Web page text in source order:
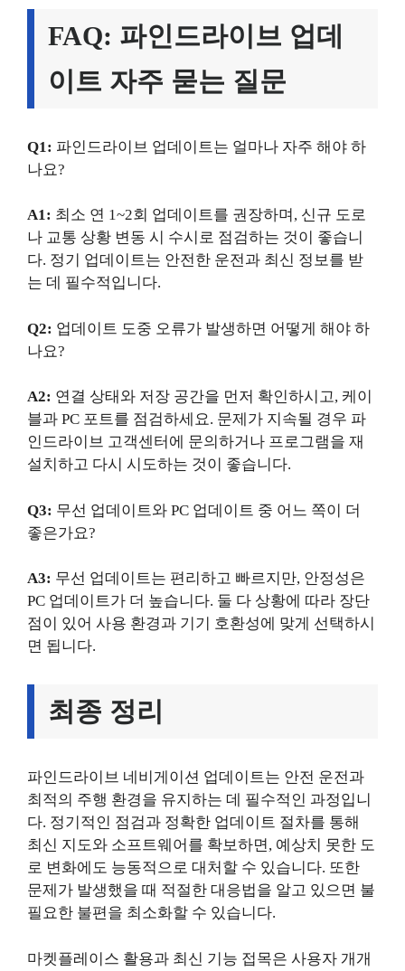
FAQ: 파인드라이브 업데
이트 자주 묻는 질문
Q1: 파인드라이브 업데이트는 얼마나 자주 해야 하
나요?
A1: 최소 연 1~2회 업데이트를 권장하며, 신규 도로
나 교통 상황 변동 시 수시로 점검하는 것이 좋습니
다. 정기 업데이트는 안전한 운전과 최신 정보를 받
는 데 필수적입니다.
Q2: 업데이트 도중 오류가 발생하면 어떻게 해야 하
나요?
A2: 연결 상태와 저장 공간을 먼저 확인하시고, 케이
블과 PC 포트를 점검하세요. 문제가 지속될 경우 파
인드라이브 고객센터에 문의하거나 프로그램을 재
설치하고 다시 시도하는 것이 좋습니다.
Q3: 무선 업데이트와 PC 업데이트 중 어느 쪽이 더
좋은가요?
A3: 무선 업데이트는 편리하고 빠르지만, 안정성은
PC 업데이트가 더 높습니다. 둘 다 상황에 따라 장단
점이 있어 사용 환경과 기기 호환성에 맞게 선택하시
면 됩니다.
최종 정리
파인드라이브 네비게이션 업데이트는 안전 운전과
최적의 주행 환경을 유지하는 데 필수적인 과정입니
다. 정기적인 점검과 정확한 업데이트 절차를 통해
최신 지도와 소프트웨어를 확보하면, 예상치 못한 도
로 변화에도 능동적으로 대처할 수 있습니다. 또한
문제가 발생했을 때 적절한 대응법을 알고 있으면 불
필요한 불편을 최소화할 수 있습니다.
마켓플레이스 활용과 최신 기능 접목은 사용자 개개